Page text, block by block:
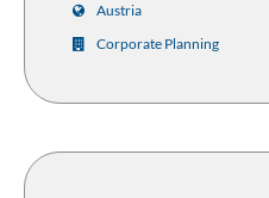
Austria
Corporate Planning